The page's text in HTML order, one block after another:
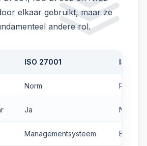
elkaar gebruikt, maar ze
andere rol.
ISO 27001 ISO
Norm Richtlijn
Ja Nee
Managementsysteem